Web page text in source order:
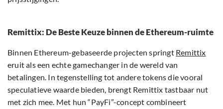
Remittix: De Beste Keuze binnen de Ethereum-ruimte
Binnen Ethereum-gebaseerde projecten springt Remittix
eruit als een echte gamechanger in de wereld van
betalingen. In tegenstelling tot andere tokens die vooral
speculatieve waarde bieden, brengt Remittix tastbaar nut
met zich mee. Met hun “PayFi”-concept combineert